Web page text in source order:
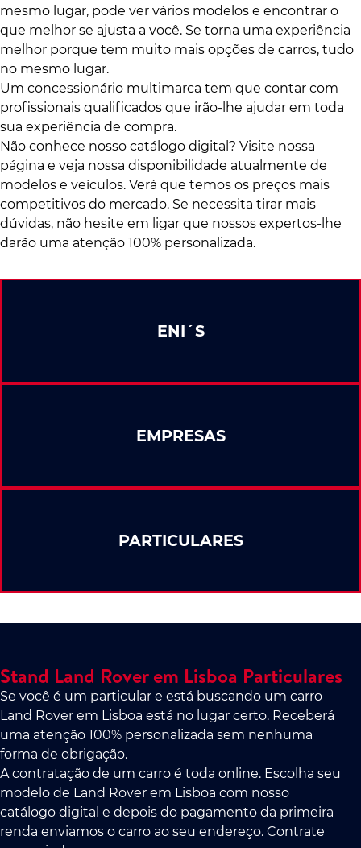
mesmo lugar, pode ver vários modelos e encontrar o
que melhor se ajusta a você. Se torna uma experiência
melhor porque tem muito mais opções de carros, tudo
no mesmo lugar.
Um concessionário multimarca tem que contar com
profissionais qualificados que irão-lhe ajudar em toda
sua experiência de compra.
Não conhece nosso catálogo digital? Visite nossa
página e veja nossa disponibilidade atualmente de
modelos e veículos. Verá que temos os preços mais
competitivos do mercado. Se necessita tirar mais
dúvidas, não hesite em ligar que nossos expertos-lhe
darão uma atenção 100% personalizada.
PARTICULARES
ENI´S
EMPRESAS
Stand Land Rover em Lisboa Particulares
Se você é um particular e está buscando um carro
Land Rover em Lisboa está no lugar certo. Receberá
uma atenção 100% personalizada sem nenhuma
forma de obrigação.
A contratação de um carro é toda online. Escolha seu
modelo de Land Rover em Lisboa com nosso
catálogo digital e depois do pagamento da primeira
renda enviamos o carro ao seu endereço. Contrate